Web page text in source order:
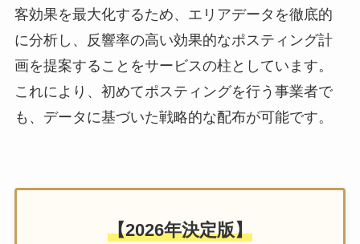
客効果を最大化するため、エリアデータを徹底的
に分析し、反響率の高い効果的なポスティング計
画を提案することをサービスの柱としています。
これにより、初めてポスティングを行う事業者で
も、データに基づいた戦略的な配布が可能です。
【2026年決定版】